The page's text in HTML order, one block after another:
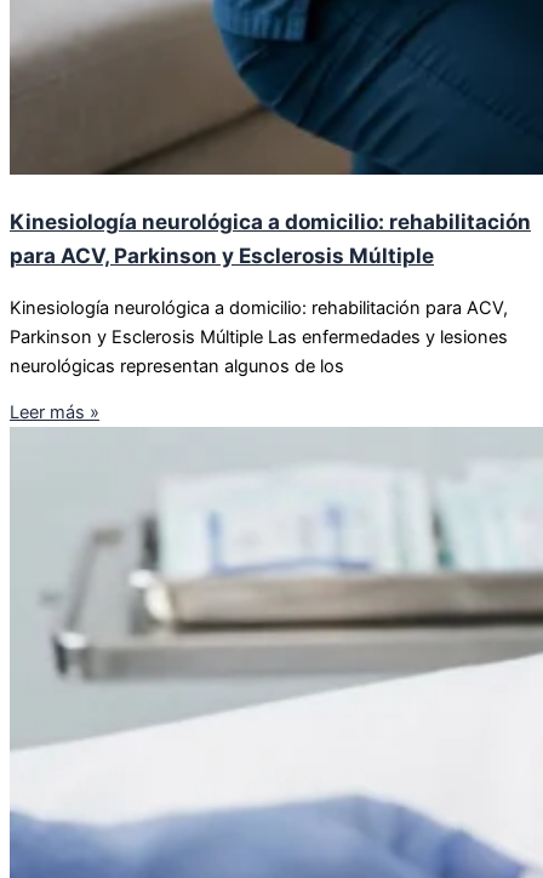
Kinesiología neurológica a domicilio: rehabilitación
para ACV, Parkinson y Esclerosis Múltiple
Kinesiología neurológica a domicilio: rehabilitación para ACV,
Parkinson y Esclerosis Múltiple Las enfermedades y lesiones
neurológicas representan algunos de los
Leer más »